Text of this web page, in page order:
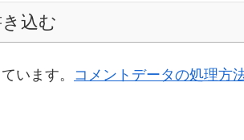
込む
います。 コメントデータの処理方